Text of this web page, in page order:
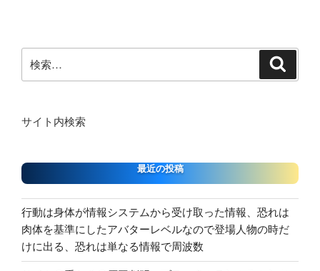
索:
サイト内検索
最近の投稿
行動は身体が情報システムから受け取った情報、恐れは
肉体を基準にしたアバターレベルなので登場人物の時だ
けに出る、恐れは単なる情報で周波数